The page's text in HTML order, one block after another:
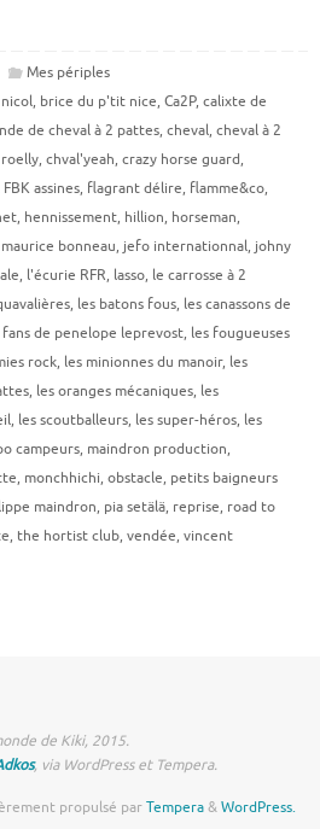
Mes périples
, brice du p'tit nice, Ca2P, calixte de
de cheval à 2 pattes, cheval, cheval à 2
, chval'yeah, crazy horse guard,
FBK assines, flagrant délire, flamme&co,
, hennissement, hillion, horseman,
bonneau, jefo internationnal, johny
, l'écurie RFR, lasso, le carrosse à 2
, les batons fous, les canassons de
fans de penelope leprevost, les fougueuses
rock, les minionnes du manoir, les
, les oranges mécaniques, les
, les scoutballeurs, les super-héros, les
campeurs, maindron production,
, monchhichi, obstacle, petits baigneurs
maindron, pia setälä, reprise, road to
, the hortist club, vendée, vincent
de Kiki, 2015.
, via WordPress et Tempera.
propulsé parTempera&WordPress.